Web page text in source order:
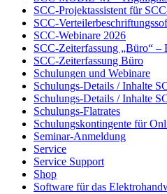
SCC-Projektassistent für
SCC-
SCC-Webinare 2026
SCC-Zeiterfassung „Büro“ –
SCC-Zeiterfassung Büro
Schulungen und Webinare
Schulungs-Details / Inhalte
Schulungs-Details / Inhalte
Schulungs-Flatrates
Schulungskontingente für
Seminar-Anmeldung
Service
Service Support
Shop
Software für das